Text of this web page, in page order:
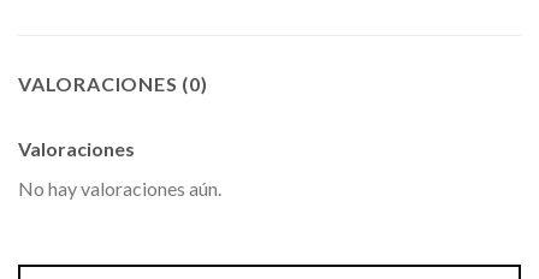
VALORACIONES (0)
Valoraciones
No hay valoraciones aún.